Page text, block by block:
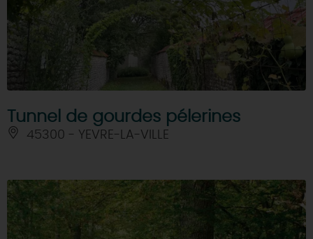
Tunnel de gourdes pélerines
45300 - YEVRE-LA-VILLE